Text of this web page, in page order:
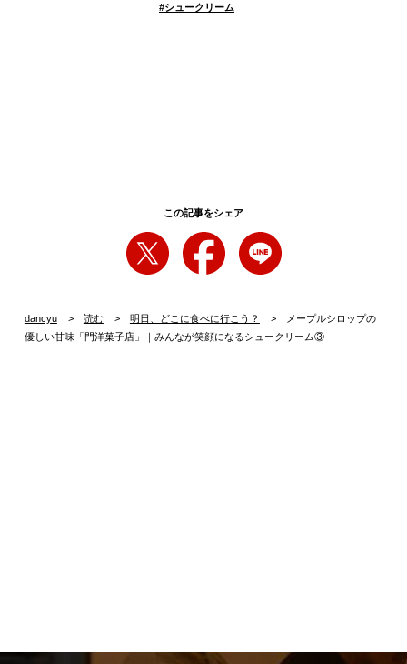
#シュークリーム
この記事をシェア
dancyu 読む 明日、どこに食べに行こう？
メープルシロップの
優しい甘味「門洋菓子店」｜みんなが笑顔になるシュークリーム③